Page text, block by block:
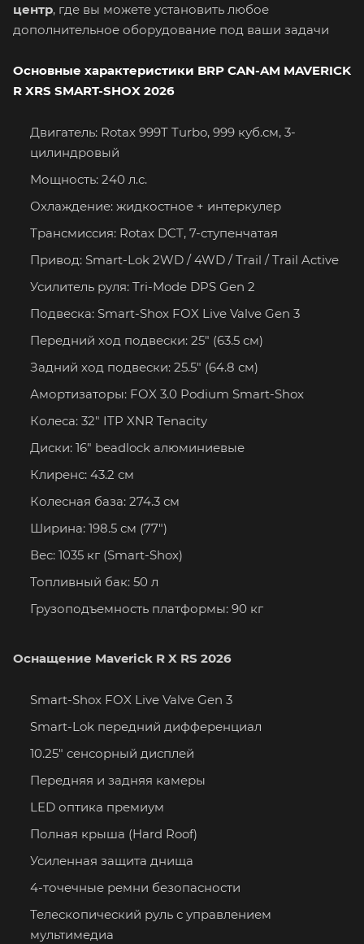
центр, где вы можете установить любое
дополнительное оборудование под ваши задачи
Основные характеристики BRP CAN-AM MAVERICK
R XRS SMART-SHOX 2026
Двигатель: Rotax 999T Turbo, 999 куб.см, 3-
цилиндровый
Мощность: 240 л.с.
Охлаждение: жидкостное + интеркулер
Трансмиссия: Rotax DCT, 7-ступенчатая
Привод: Smart-Lok 2WD / 4WD / Trail / Trail Active
Усилитель руля: Tri-Mode DPS Gen 2
Подвеска: Smart-Shox FOX Live Valve Gen 3
Передний ход подвески: 25" (63.5 см)
Задний ход подвески: 25.5" (64.8 см)
Амортизаторы: FOX 3.0 Podium Smart-Shox
Колеса: 32" ITP XNR Tenacity
Диски: 16" beadlock алюминиевые
Клиренс: 43.2 см
Колесная база: 274.3 см
Ширина: 198.5 см (77")
Вес: 1035 кг (Smart-Shox)
Топливный бак: 50 л
Грузоподъемность платформы: 90 кг
Оснащение Maverick R X RS 2026
Smart-Shox FOX Live Valve Gen 3
Smart-Lok передний дифференциал
10.25" сенсорный дисплей
Передняя и задняя камеры
LED оптика премиум
Полная крыша (Hard Roof)
Усиленная защита днища
4-точечные ремни безопасности
Телескопический руль с управлением
мультимедиа